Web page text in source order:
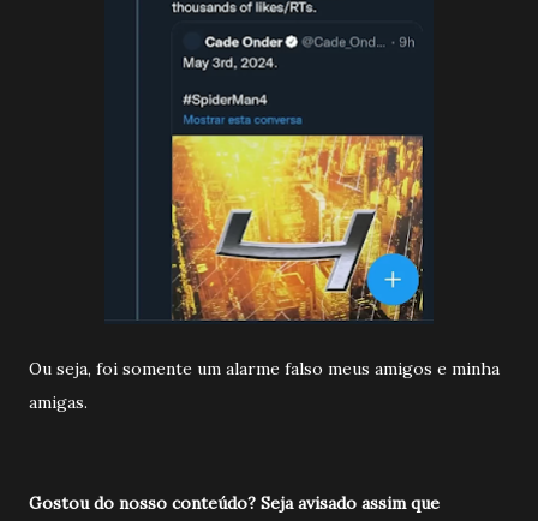
Ou seja, foi somente um alarme falso meus amigos e minha
amigas.
Gostou do nosso conteúdo? Seja avisado assim que